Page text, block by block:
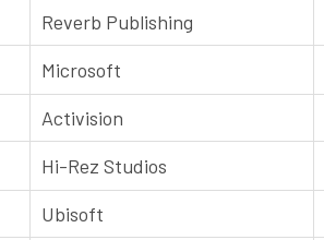
Reverb Publishing
Microsoft
Activision
Hi-Rez Studios
Ubisoft